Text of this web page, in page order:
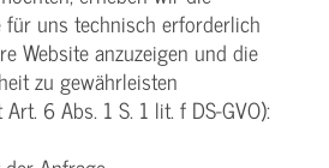
für uns technisch erforderlich
Website anzuzeigen und die
zu gewährleisten
6 Abs. 1 S. 1 lit. f DS-GVO):